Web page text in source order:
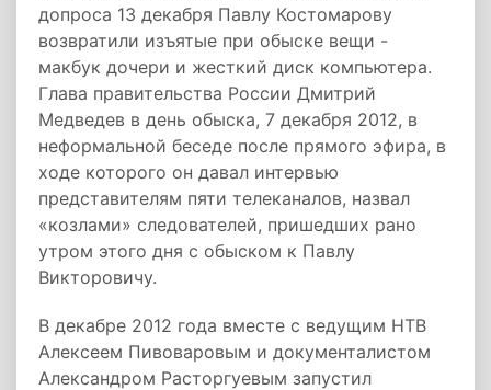
допроса 13 декабря Павлу Костомарову
возвратили изъятые при обыске вещи -
макбук дочери и жесткий диск компьютера.
Глава правительства России Дмитрий
Медведев в день обыска, 7 декабря 2012, в
неформальной беседе после прямого эфира, в
ходе которого он давал интервью
представителям пяти телеканалов, назвал
«козлами» следователей, пришедших рано
утром этого дня с обыском к Павлу
Викторовичу.
В декабре 2012 года вместе с ведущим НТВ
Алексеем Пивоваровым и документалистом
Александром Расторгуевым запустил